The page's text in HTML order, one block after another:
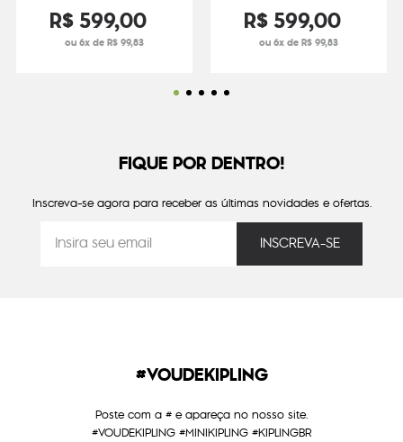
R$599,00
ou 6x de R$ 99,83
R$599,00
ou 6x de R$ 99,83
FIQUE POR DENTRO!
Inscreva-se agora para receber as últimas novidades e ofertas.
#VOUDEKIPLING
Poste com a # e apareça no nosso site.
#VOUDEKIPLING #MINIKIPLING #KIPLINGBR